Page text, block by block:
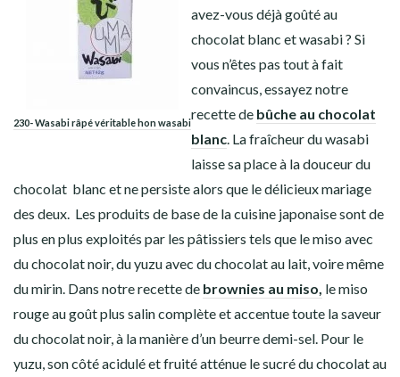
230- Wasabi râpé véritable hon wasabi
avez-vous déjà goûté au
chocolat blanc etwasabi? Si
vous n’êtes pas tout à fait
convaincus, essayez notre
recette de bûche au chocolat
blanc . La fraîcheur du wasabi
laisse sa place à la douceur du
chocolat blanc et ne persiste alors que le délicieux mariage
des deux. Les produits de base de lacuisine japonaisesont de
plus en plus exploités par les pâtissiers tels que lemiso avec
duchocolat noir, duyuzuavec duchocolat au lait , voire même
dumirin . Dans notre recette de brownies au miso lemiso
rougeau goût plus salin complète et accentue toute la saveur
duchocolat noir, à la manière d’un beurre demi-sel. Pour le
yuzu son côté acidulé et fruité atténue le sucré duchocolat au